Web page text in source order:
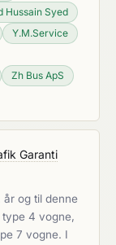
Hussain Syed
Y.M.Service
Zh Bus ApS
Garanti
og til denne
type 4 vogne,
7 vogne. I